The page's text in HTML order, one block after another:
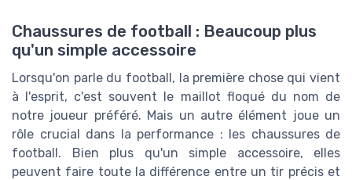
Chaussures de football : Beaucoup plus
qu'un simple accessoire
Lorsqu'on parle du football, la première chose qui vient
à l'esprit, c'est souvent le maillot floqué du nom de
notre joueur préféré. Mais un autre élément joue un
rôle crucial dans la performance : les chaussures de
football. Bien plus qu'un simple accessoire, elles
peuvent faire toute la différence entre un tir précis et